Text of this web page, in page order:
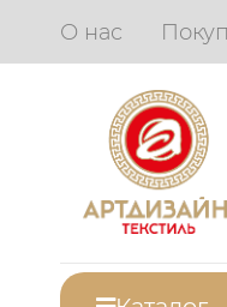
О нас